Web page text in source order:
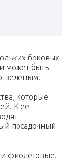
боковых
может быть
зеленым.
которые
К ее
посадочный
фиолетовые.